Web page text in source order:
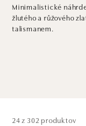
Minimalistické
žlutého a růžového
talismanem.
24 z 302 produktov